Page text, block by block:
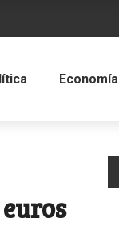
Economía